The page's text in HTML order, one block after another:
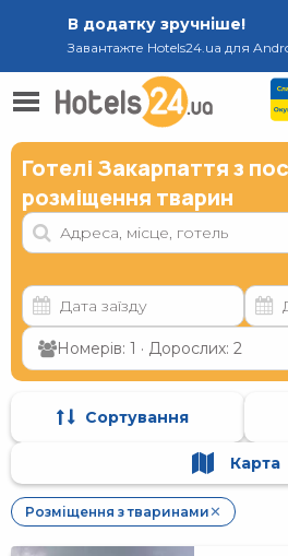
В додатку зручніше!
Завантажте Hotels24.ua для
Готелі Закарпаття з
розміщення тварин
Номерів: 1 · Дорослих: 2
Сортування
Карта
Розміщення з тваринами ✕